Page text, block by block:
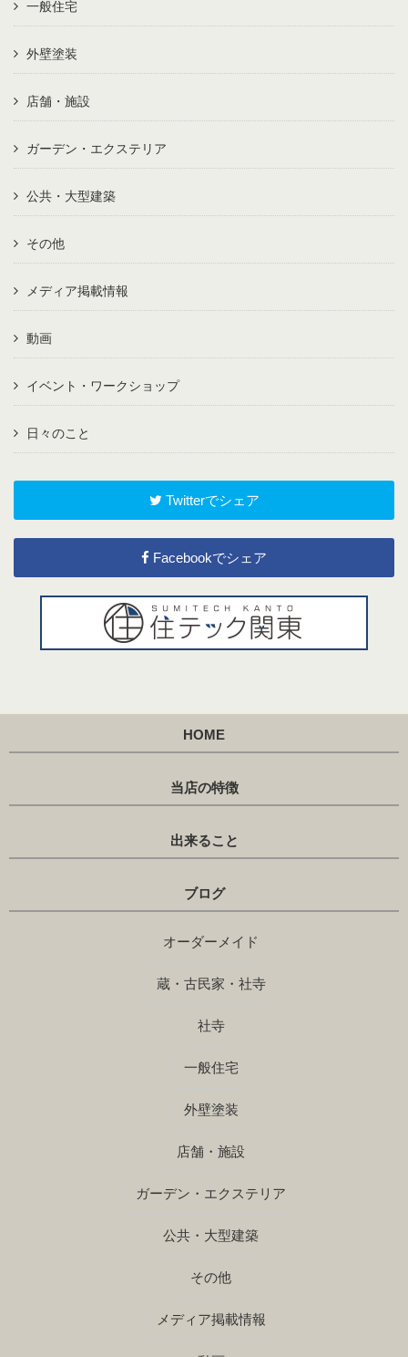
一般住宅
外壁塗装
店舗・施設
ガーデン・エクステリア
公共・大型建築
その他
メディア掲載情報
動画
イベント・ワークショップ
日々のこと
Twitterでシェア
Facebookでシェア
HOME
当店の特徴
出来ること
ブログ
オーダーメイド
蔵・古民家・社寺
社寺
一般住宅
外壁塗装
店舗・施設
ガーデン・エクステリア
公共・大型建築
その他
メディア掲載情報